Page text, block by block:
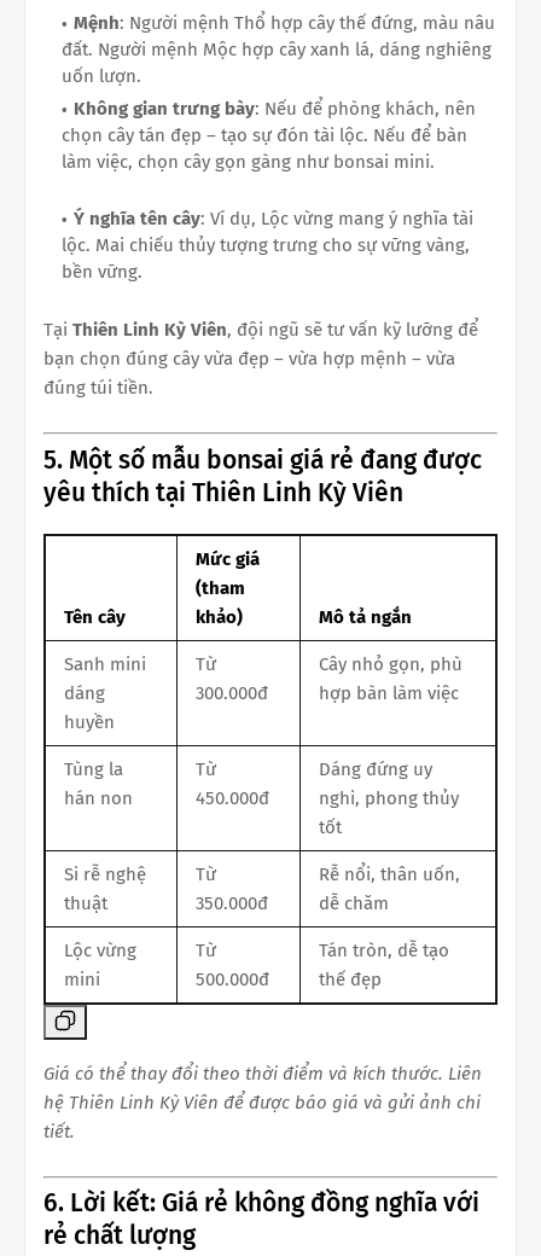
Mệnh: Người mệnh Thổ hợp cây thế đứng, màu nâu
đất. Người mệnh Mộc hợp cây xanh lá, dáng nghiêng
uốn lượn.
Không gian trưng bày: Nếu để phòng khách, nên
chọn cây tán đẹp – tạo sự đón tài lộc. Nếu để bàn
làm việc, chọn cây gọn gàng như bonsai mini.
Ý nghĩa tên cây: Ví dụ, Lộc vừng mang ý nghĩa tài
lộc. Mai chiếu thủy tượng trưng cho sự vững vàng,
bền vững.
Tại Thiên Linh Kỳ Viên, đội ngũ sẽ tư vấn kỹ lưỡng để
bạn chọn đúng cây vừa đẹp – vừa hợp mệnh – vừa
đúng túi tiền.
5. Một số mẫu bonsai giá rẻ đang được
yêu thích tại Thiên Linh Kỳ Viên
Tên cây
Mức giá
(tham
khảo)
Mô tả ngắn
Sanh mini
dáng
huyền
Từ
300.000đ
Cây nhỏ gọn, phù
hợp bàn làm việc
Tùng la
hán non
Từ
450.000đ
Dáng đứng uy
nghi, phong thủy
tốt
Si rễ nghệ
thuật
Từ
350.000đ
Rễ nổi, thân uốn,
dễ chăm
Lộc vừng
mini
Từ
500.000đ
Tán tròn, dễ tạo
thế đẹp
Giá có thể thay đổi theo thời điểm và kích thước. Liên
hệ Thiên Linh Kỳ Viên để được báo giá và gửi ảnh chi
tiết.
6. Lời kết: Giá rẻ không đồng nghĩa với
rẻ chất lượng